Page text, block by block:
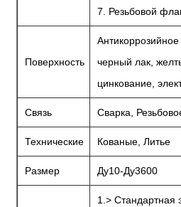
7. Резьбовой
Поверхность
черный лак,
цинкование,
Связь Сварка,
Технические Кованые, Литье
Размер Ду10-Ду3600
1.> Стандартная